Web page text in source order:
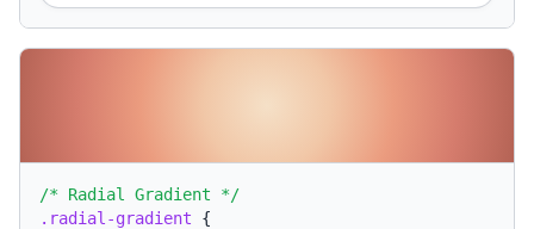
/* Radial Gradient */
.radial-gradient {